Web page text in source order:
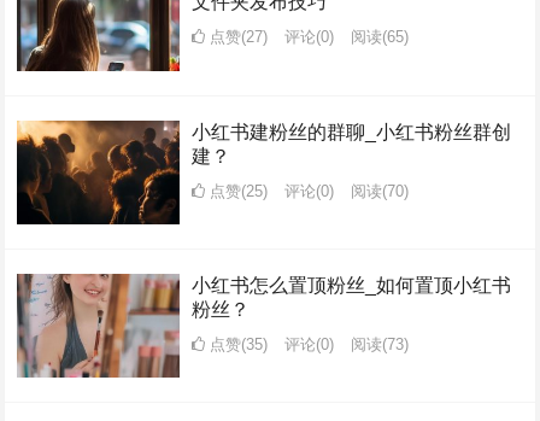
点赞(27) 评论(0) 阅读(65)
小红书建粉丝的群聊_小红书粉丝群创
建？
点赞(25) 评论(0) 阅读(70)
小红书怎么置顶粉丝_如何置顶小红书
粉丝？
点赞(35) 评论(0) 阅读(73)